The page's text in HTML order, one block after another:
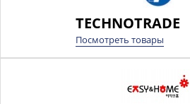
TECHNOTRADE
Посмотреть товары